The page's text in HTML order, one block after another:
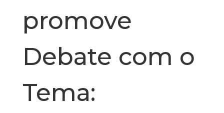
promove
Debate com o
Tema: